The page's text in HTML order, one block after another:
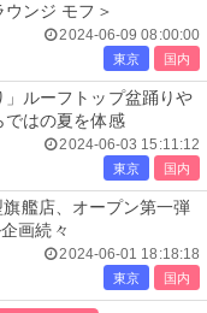
ンジ モフ＞
2024-06-09 08:00:00
東京 国内
ルーフトップ盆踊りや
ではの夏を体感
2024-06-03 15:11:12
東京 国内
艦店、オープン第一弾
画続々
2024-06-01 18:18:18
東京 国内